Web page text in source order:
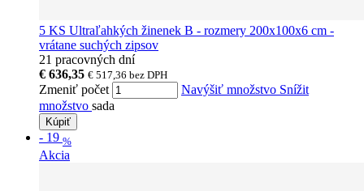
5 KS Ultraľahkých žinenek B - rozmery 200x100x6 cm -
vrátane suchých zipsov
21 pracovných dní
€ 636,35 € 517,36 bez DPH
Zmeniť počet Navýšiť množstvo Snížit
množstvo sada
Kúpiť
- 19 %
Akcia